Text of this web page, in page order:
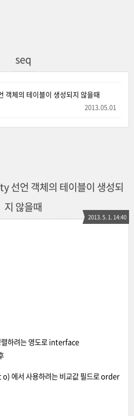
seq
체의 테이블이 생성되지 않을때
2013.05.01
언 객체의 테이블이 생성되
지 않을때
2013. 5. 1. 14:40
하려는 영도로 interface
에서 사용하려는 비교값 필드로 order